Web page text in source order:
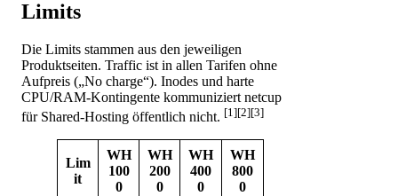
Limits
Die Limits stammen aus den jeweiligen
Produktseiten. Traffic ist in allen Tarifen ohne
Aufpreis („No charge“). Inodes und harte
CPU/RAM-Kontingente kommuniziert netcup
für Shared-Hosting öffentlich nicht. [1][2][3]
Lim
it
WH
100
0
WH
200
0
WH
400
0
WH
800
0